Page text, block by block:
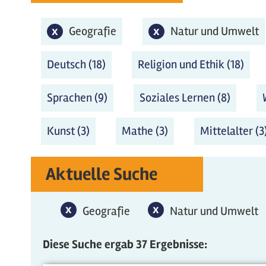
xGeografie-Filter entfernen
Geografie xNatur und Umwelt-
Natur und Umwelt
Deutsch (18) Deutsch Filter anwenden
Religion und Ethik (18)
Sprachen (9) Sprachen Filter anwenden
Soziales Lernen (8)
Kunst (3) Kunst Filter anwenden
Mathe (3) Mathe FilterMittelalter
Aktuelle Suche
xGeografie-Filter entfernen
Geografie xNatur und
Natur und Umwelt
Diese Suche ergab 37 Ergebnisse: